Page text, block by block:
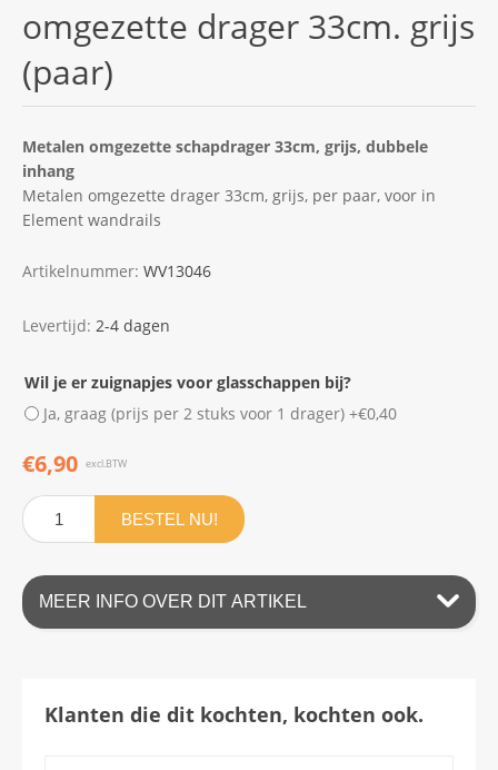
omgezette drager 33cm. grijs
(paar)
Metalen omgezette schapdrager 33cm, grijs, dubbele
inhang
Metalen omgezette drager 33cm, grijs, per paar, voor in
Element wandrails
Artikelnummer: WV13046
Levertijd: 2-4 dagen
Wil je er zuignapjes voor glasschappen bij?
Ja, graag (prijs per 2 stuks voor 1 drager) +€0,40
€6,90 excl.BTW
BESTEL NU!
MEER INFO OVER DIT ARTIKEL
Klanten die dit kochten, kochten ook.